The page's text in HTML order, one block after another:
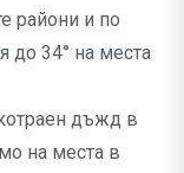
райони и по
до 34° на места
дъжд в
на места в